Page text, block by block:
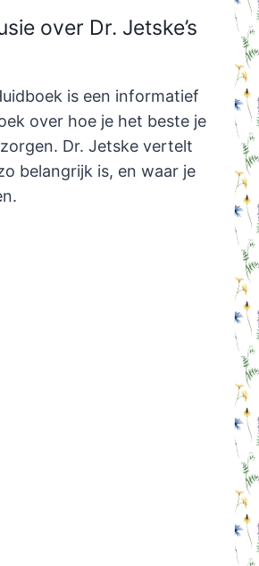
over Dr. Jetske’s
is een informatief
over hoe je het beste je
Dr. Jetske vertelt
belangrijk is, en waar je